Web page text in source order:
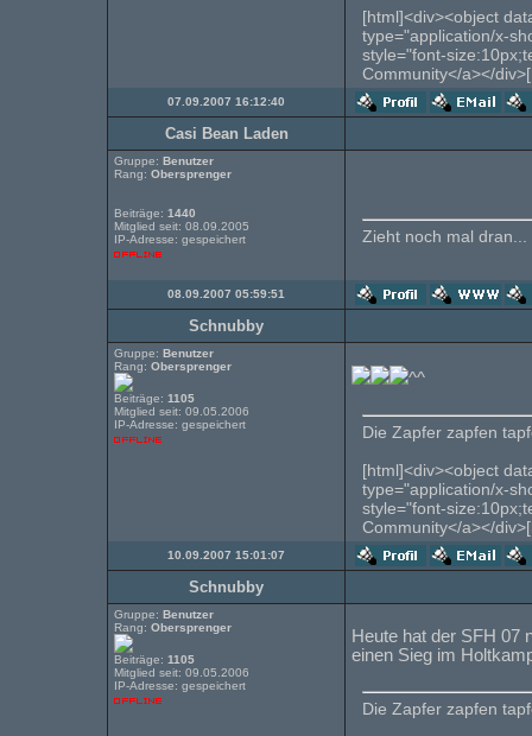
[html]<div><object
type="application/x-
style="font-
Community</a></
07.09.2007 16:12:40
Casi Bean Laden
Gruppe: Benutzer
Rang: Obersprenger
Beiträge: 1440
Mitglied seit: 08.09.2005
IP-Adresse: gespeichert
Zieht noch mal dran...
08.09.2007 05:59:51
Schnubby
Gruppe: Benutzer
Rang: Obersprenger
Beiträge: 1105
Mitglied seit: 09.05.2006
IP-Adresse: gespeichert
^^
Die Zapfer zapfen
[html]<div><object
type="application/x-
style="font-
Community</a></
10.09.2007 15:01:07
Schnubby
Gruppe: Benutzer
Rang: Obersprenger
Beiträge: 1105
Mitglied seit: 09.05.2006
IP-Adresse: gespeichert
Heute hat der SFH 07
einen Sieg im
Die Zapfer zapfen